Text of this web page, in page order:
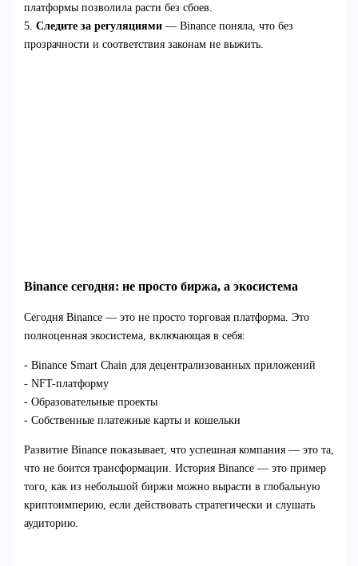
платформы позволила расти без сбоев.
5. Следите за регуляциями— Binance поняла, что без
прозрачности и соответствия законам не выжить.
Binance сегодня: не просто биржа, а экосистема
Сегодня Binance — это не просто торговая платформа. Это
полноценная экосистема, включающая в себя:
- Binance Smart Chain для децентрализованных приложений
- NFT-платформу
- Образовательные проекты
- Собственные платежные карты и кошельки
Развитие Binance показывает, что успешная компания — это та,
что не боится трансформации. История Binance — это пример
того, как из небольшой биржи можно вырасти в глобальную
криптоимперию, если действовать стратегически и слушать
аудиторию.